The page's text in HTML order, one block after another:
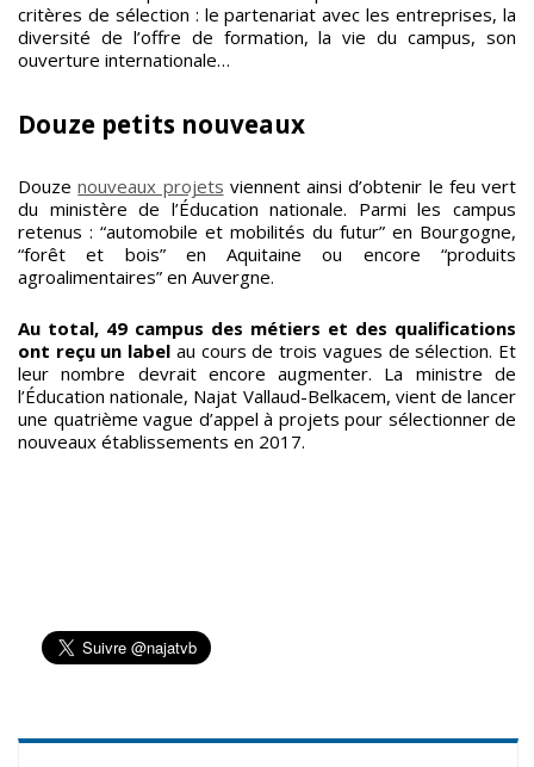
critères de sélection : le partenariat avec les entreprises, la
diversité de l’offre de formation, la vie du campus, son
ouverture internationale…
Douze petits nouveaux
Douzenouveaux projets viennent ainsi d’obtenir le feu vert
du ministère de l’Éducation nationale. Parmi les campus
retenus : “automobile et mobilités du futur” en Bourgogne,
“forêt et bois” en Aquitaine ou encore “produits
agroalimentaires” en Auvergne.
Au total, 49 campus des métiers et des qualifications
ont reçu un label au cours de trois vagues de sélection. Et
leur nombre devrait encore augmenter. La ministre de
l’Éducation nationale, Najat Vallaud-Belkacem, vient de lancer
une quatrième vague d’appel à projets pour sélectionner de
nouveaux établissements en 2017.